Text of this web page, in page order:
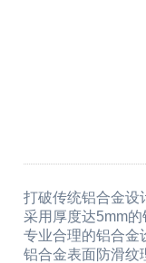
打破传统铝合金设
采用厚度达5mm的
专业合理的铝合金
铝合金表面防滑纹